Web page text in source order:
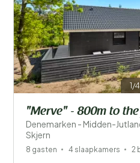
1/4
"Merve" - 800m to
Denemarken - Midden-
Skjern
8 gasten 4 slaapkamers 2